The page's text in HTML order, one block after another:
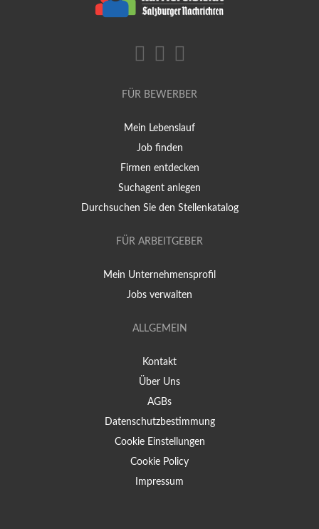
FÜR BEWERBER
Mein Lebenslauf
Job finden
Firmen entdecken
Suchagent anlegen
Durchsuchen Sie den Stellenkatalog
FÜR ARBEITGEBER
Mein Unternehmensprofil
Jobs verwalten
ALLGEMEIN
Kontakt
Über Uns
AGBs
Datenschutzbestimmung
Cookie Einstellungen
Cookie Policy
Impressum